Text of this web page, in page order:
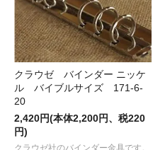
クラウゼ バインダー ニッケ
ル バイブルサイズ 171-6-
20
2,420円(本体2,200円、税220
円)
クラウゼ社のバインダー金具です。